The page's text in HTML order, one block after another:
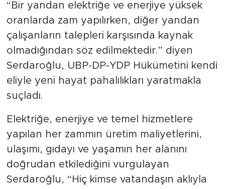
“Bir yandan elektriğe ve enerjiye yüksek
oranlarda zam yapılırken, diğer yandan
çalışanların talepleri karşısında kaynak
olmadığından söz edilmektedir.” diyen
Serdaroğlu, UBP-DP-YDP Hükümetini kendi
eliyle yeni hayat pahalılıkları yaratmakla
suçladı.
Elektriğe, enerjiye ve temel hizmetlere
yapılan her zammın üretim maliyetlerini,
ulaşımı, gıdayı ve yaşamın her alanını
doğrudan etkilediğini vurgulayan
Serdaroğlu, “Hiç kimse vatandaşın aklıyla